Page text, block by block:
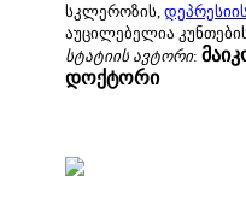
სკლეროზის,
აუცილებელია
სტატიის ავტორი:
დოქტორი